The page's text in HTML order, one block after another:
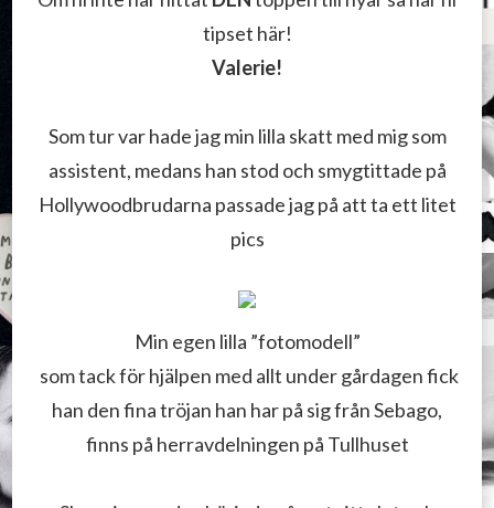
tipset här!
Valerie!
Som tur var hade jag min lilla skatt med mig som
assistent, medans han stod och smygtittade på
Hollywoodbrudarna passade jag på att ta ett litet
pics
Min egen lilla ”fotomodell”
som tack för hjälpen med allt under gårdagen fick
han den fina tröjan han har på sig från Sebago,
finns på herravdelningen på Tullhuset